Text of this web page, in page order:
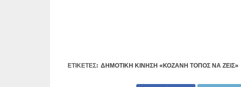
ΕΤΙΚΕΤΕΣ: ΔΗΜΟΤΙΚΉ ΚΊΝΗΣΗ «ΚΟΖΆΝΗ ΤΌΠΟΣ ΝΑ ΖΕΙΣ»